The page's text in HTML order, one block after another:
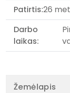
Patirtis:26
Darbo
laikas:
Žemėlapis